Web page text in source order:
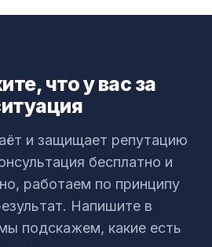
что у вас за
и защищает репутацию
бесплатно и
работаем по принципу
Напишите в
подскажем, какие есть